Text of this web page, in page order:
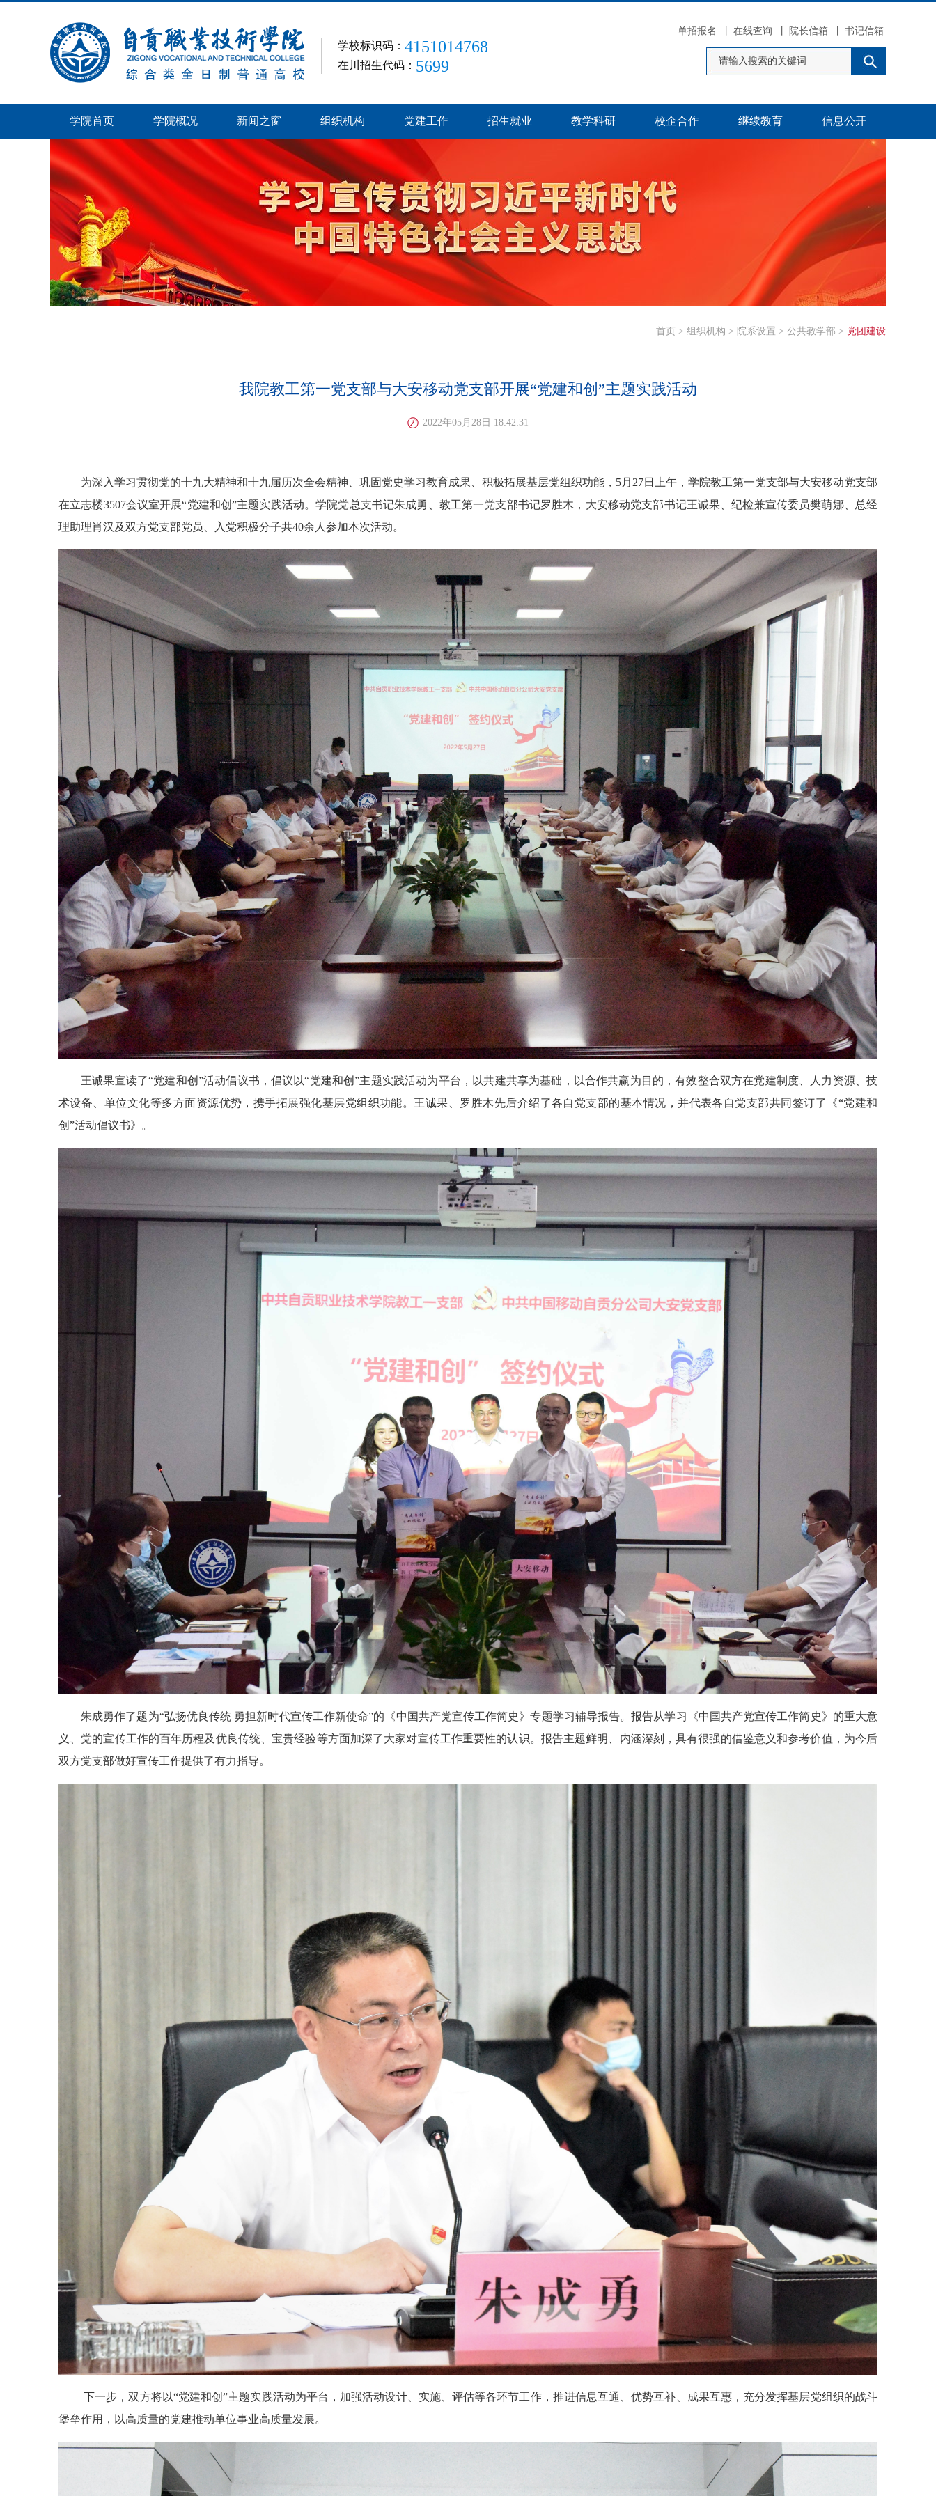
学校标识码： 4151014768
在川招生代码： 5699
单招报名 在线查询 院长信箱 书记信箱
学院首页 学院概况 新闻之窗 组织机构 党建工作 招生就业 教学科研 校企合作 继续教育 信息公开
首页 > 组织机构 > 院系设置 > 公共教学部 > 党团建设
我院教工第一党支部与大安移动党支部开展“党建和创”主题实践活动
2022年05月28日 18:42:31
为深入学习贯彻党的十九大精神和十九届历次全会精神、巩固党史学习教育成果、积极拓展基层党组织功能，5月27日上午，学院教工第一党支部与大安移动党支部
在立志楼3507会议室开展“党建和创”主题实践活动。学院党总支书记朱成勇、教工第一党支部书记罗胜木，大安移动党支部书记王诚果、纪检兼宣传委员樊萌娜、总经
理助理肖汉及双方党支部党员、入党积极分子共40余人参加本次活动。
王诚果宣读了“党建和创”活动倡议书，倡议以“党建和创”主题实践活动为平台，以共建共享为基础，以合作共赢为目的，有效整合双方在党建制度、人力资源、技
术设备、单位文化等多方面资源优势，携手拓展强化基层党组织功能。王诚果、罗胜木先后介绍了各自党支部的基本情况，并代表各自党支部共同签订了《“党建和
创”活动倡议书》。
朱成勇作了题为“弘扬优良传统 勇担新时代宣传工作新使命”的《中国共产党宣传工作简史》专题学习辅导报告。报告从学习《中国共产党宣传工作简史》的重大意
义、党的宣传工作的百年历程及优良传统、宝贵经验等方面加深了大家对宣传工作重要性的认识。报告主题鲜明、内涵深刻，具有很强的借鉴意义和参考价值，为今后
双方党支部做好宣传工作提供了有力指导。
下一步，双方将以“党建和创”主题实践活动为平台，加强活动设计、实施、评估等各环节工作，推进信息互通、优势互补、成果互惠，充分发挥基层党组织的战斗
堡垒作用，以高质量的党建推动单位事业高质量发展。